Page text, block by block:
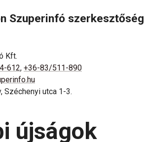
Szuperinfó szerkesztőség
Kft.
612, +36-83/511-890
Széchenyi utca 1-3.
újságok